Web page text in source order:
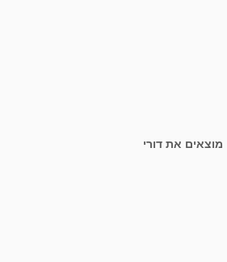
מוצאים את דורי